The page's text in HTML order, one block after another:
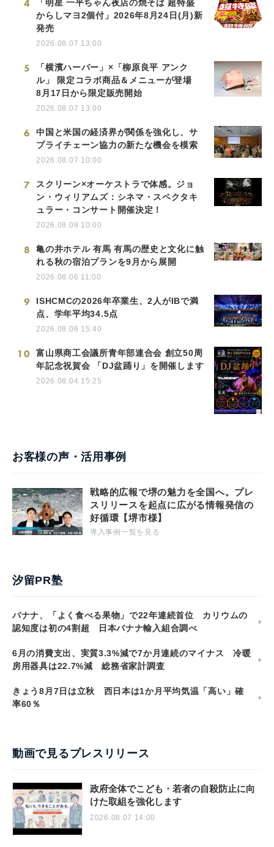
4
「明星 一平ちゃん夜店の焼そば 超特盛
からしマヨ2個付」2026年8月24日(月)新
発売
2026.08.07 13:00
5
「横濱ハーバー」×「柳原良平 アンク
ル」 限定コラボ商品＆メニューが登場
8月17日から限定販売開始
2026.08.07 13:00
6
中国と米国の経済界が関係を強化し、サ
プライチェーン協力の新たな機会を模索
2026.08.07 10:00
7
スクリーン×オーケストラで体感。ジョ
ン・ウィリアムズ：シネマ・スペクタキ
ュラー・コンサート開催決定！
2026.08.08 10:00
8
亀の井ホテル 有馬 有馬の歴史と文化に触
れる秋の宿泊プランを9月から展開
2026.08.06 11:00
9
ISHCMCの2026年卒業生、2人がIBで満
点、学年平均34.5点
2026.08.06 15:40
10
富山県商工会議所青年部連合会 創立50周
年記念祝賀会 「DJ盆踊り」を開催します
2026.08.04 15:25
お客様の声・活用事例
戦略的広報で堺の魅力を全国へ。プレ
スリリースを起点に広がる情報発信の
好循環【堺市様】
導入事例一覧を見る
汐留PR塾
バナナ、「よく食べる果物」で22年連続首位 カリウムの
認知度は初の4割超 日本バナナ輸入組合調べ
6月の消費支出、実質3.3%減で7か月連続のマイナス 冷暖
房用器具は22.7%減 総務省家計調査
きょう8月7日は立秋 西日本は1か月平均気温「高い」確
率60％
動画で見るプレスリリース
政府全体でこども・若者の自殺防止に向
けた取組を強化します
2026.08.07 14:00